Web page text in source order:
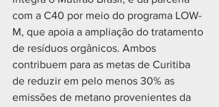
com a C40 por meio do programa LOW-
M, que apoia a ampliação do tratamento
de resíduos orgânicos. Ambos
contribuem para as metas de Curitiba
de reduzir em pelo menos 30% as
emissões de metano provenientes da